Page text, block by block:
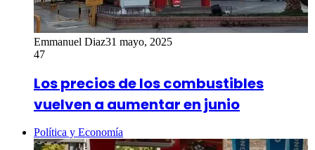
Emmanuel Diaz31 mayo, 2025
47
Los precios de los combustibles
vuelven a aumentar en junio
Política y Economía